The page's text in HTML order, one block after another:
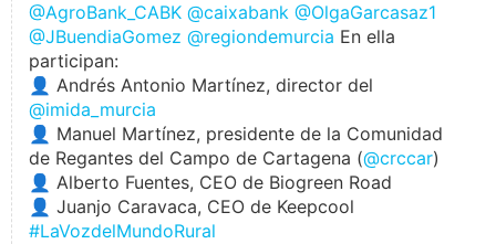
@AgroBank_CABK @caixabank @OlgaGarcasaz1
@JBuendiaGomez @regiondemurcia En ella
participan:
👤 Andrés Antonio Martínez, director del
@imida_murcia
👤 Manuel Martínez, presidente de la Comunidad
de Regantes del Campo de Cartagena (@crccar)
👤 Alberto Fuentes, CEO de Biogreen Road
👤 Juanjo Caravaca, CEO de Keepcool
#LaVozdelMundoRural